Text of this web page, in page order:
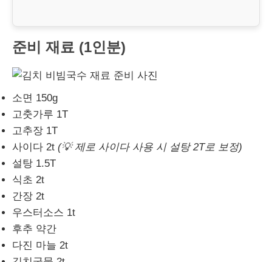
준비 재료 (1인분)
소면 150g
고춧가루 1T
고추장 1T
사이다 2t (💡 제로 사이다 사용 시 설탕 2T로 보정)
설탕 1.5T
식초 2t
간장 2t
우스터소스 1t
후추 약간
다진 마늘 2t